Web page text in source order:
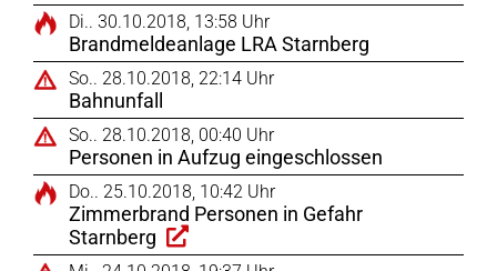
Di.. 30.10.2018, 13:58 Uhr
Brandmeldeanlage LRA Starnberg
So.. 28.10.2018, 22:14 Uhr
Bahnunfall
So.. 28.10.2018, 00:40 Uhr
Personen in Aufzug eingeschlossen
Do.. 25.10.2018, 10:42 Uhr
Zimmerbrand Personen in Gefahr
Starnberg